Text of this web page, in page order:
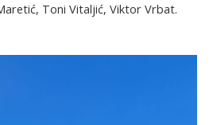
Toni Vitaljić, Viktor Vrbat.